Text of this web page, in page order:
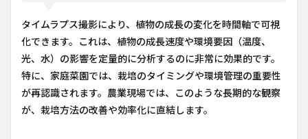
タイムラプス撮影により、植物の成長の変化を時間軸で可視
化できます。これは、植物の成長速度や環境要因（温度、
光、水）の影響を定量的に分析するのに非常に効果的です。
特に、家庭菜園では、栽培のタイミングや環境管理の重要性
が再認識されます。農業現場では、このような長期的な観察
が、栽培方法の改善や効率化に直結します。